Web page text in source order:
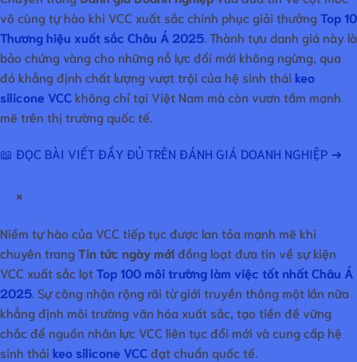
vô cùng tự hào khi VCC xuất sắc chinh phục giải thưởngTop 10
Thương hiệu xuất sắc Châu Á 2025 . Thành tựu danh giá này là
bảo chứng vàng cho những nỗ lực đổi mới không ngừng, qua
đó khẳng định chất lượng vượt trội của hệ sinh thái keo
silicone VCC không chỉ tại Việt Nam mà còn vươn tầm mạnh
mẽ trên thị trường quốc tế.
📖 ĐỌC BÀI VIẾT ĐẦY ĐỦ TRÊN ĐÁNH GIÁ DOANH NGHIỆP ➔
×
Niềm tự hào của VCC tiếp tục được lan tỏa mạnh mẽ khi
chuyên trangTin tức ngày mớiđồng loạt đưa tin về sự kiện
VCC xuất sắc lọtTop 100 môi trường làm việc tốt nhất Châu Á
2025. Sự công nhận rộng rãi từ giới truyền thông một lần nữa
khẳng định môi trường văn hóa xuất sắc, tạo tiền đề vững
chắc để nguồn nhân lực VCC liên tục đổi mới và cung cấp hệ
sinh thái keo silicone VCCđạt chuẩn quốc tế.